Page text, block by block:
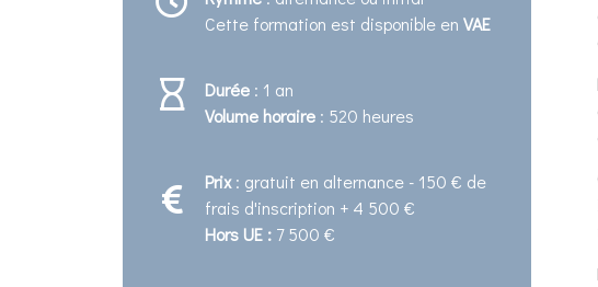
Cette formation est disponible en VAE
Durée : 1 an
Volume horaire : 520 heures
Prix: gratuit en alternance - 150 € de
frais d'inscription + 4 500 €
Hors UE : 7 500 €